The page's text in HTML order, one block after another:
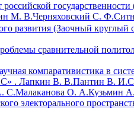
М. В.Черняховский С. Ф.
развития (Заочный круглый
сравнительной
компаративистика в
. Лапкин В. В.Пантин В. И.
С.Малаканова О. А.Кузьмин
электорального